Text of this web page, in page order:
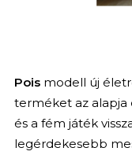
Pois modell új
terméket az alapja
és a fém játék
legérdekesebb